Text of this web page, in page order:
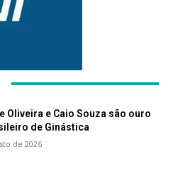
Oliveira e Caio Souza são ouro
de Ginástica
de 2026